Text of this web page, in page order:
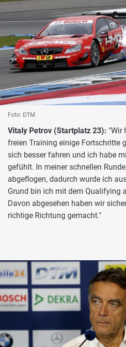
Foto: DTM
Vitaly Petrov (Startplatz 23): "Wir
freien Training einige Fortschritte
sich besser fahren und ich habe
gefühlt. In meiner schnellen
abgeflogen, dadurch wurde ich
Grund bin ich mit dem Qualifying
Davon abgesehen haben wir
richtige Richtung gemacht."